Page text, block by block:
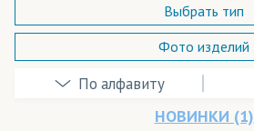
Coldenhove Papier(бумага)
Выбрать тип
Фото изделий
НОВИНКИ (1)